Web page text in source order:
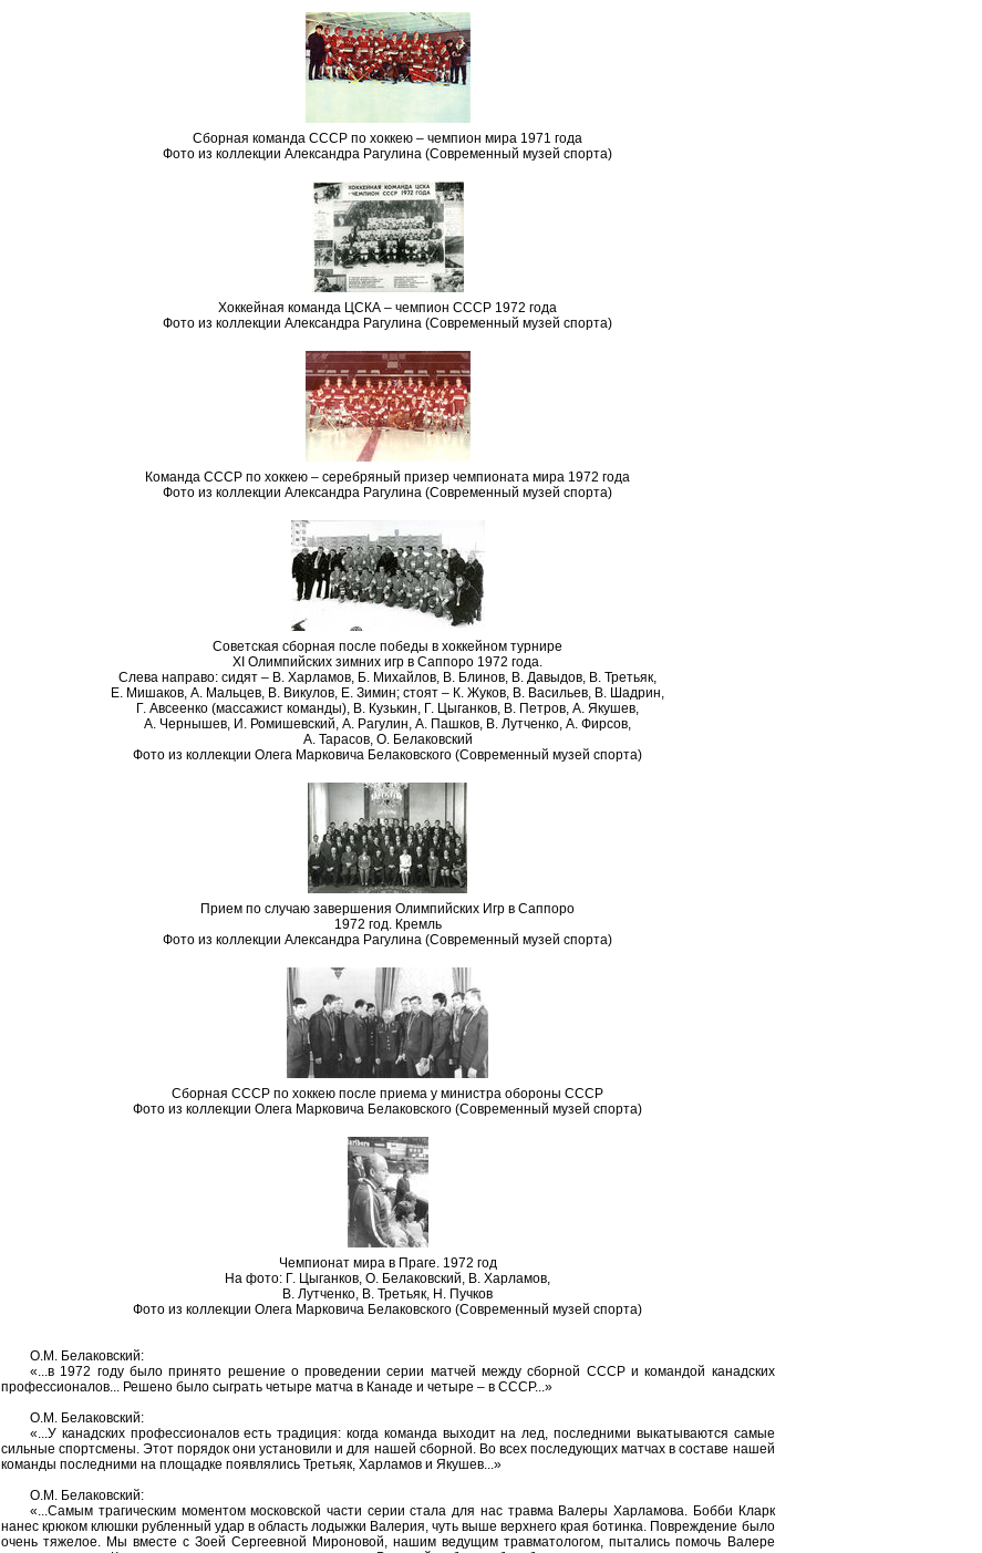
Сборная команда СССР по хоккею – чемпион мира 1971 года
Фото из коллекции Александра Рагулина (Современный музей спорта)
Хоккейная команда ЦСКА – чемпион СССР 1972 года
Фото из коллекции Александра Рагулина (Современный музей спорта)
Команда СССР по хоккею – серебряный призер чемпионата мира 1972 года
Фото из коллекции Александра Рагулина (Современный музей спорта)
Советская сборная после победы в хоккейном турнире
XI Олимпийских зимних игр в Саппоро 1972 года.
Слева направо: сидят – В. Харламов, Б. Михайлов, В. Блинов, В. Давыдов, В. Третьяк,
Е. Мишаков, А. Мальцев, В. Викулов, Е. Зимин; стоят – К. Жуков, В. Васильев, В. Шадрин,
Г. Авсеенко (массажист команды), В. Кузькин, Г. Цыганков, В. Петров, А. Якушев,
А. Чернышев, И. Ромишевский, А. Рагулин, А. Пашков, В. Лутченко, А. Фирсов,
А. Тарасов, О. Белаковский
Фото из коллекции Олега Марковича Белаковского (Современный музей спорта)
Прием по случаю завершения Олимпийских Игр в Саппоро
1972 год. Кремль
Фото из коллекции Александра Рагулина (Современный музей спорта)
Сборная СССР по хоккею после приема у министра обороны СССР
Фото из коллекции Олега Марковича Белаковского (Современный музей спорта)
Чемпионат мира в Праге. 1972 год
На фото: Г. Цыганков, О. Белаковский, В. Харламов,
В. Лутченко, В. Третьяк, Н. Пучков
Фото из коллекции Олега Марковича Белаковского (Современный музей спорта)
О.М. Белаковский:
«...в 1972 году было принято решение о проведении серии матчей между сборной СССР и командой канадских
профессионалов... Решено было сыграть четыре матча в Канаде и четыре – в СССР...»
О.М. Белаковский:
«...У канадских профессионалов есть традиция: когда команда выходит на лед, последними выкатываются самые
сильные спортсмены. Этот порядок они установили и для нашей сборной. Во всех последующих матчах в составе нашей
команды последними на площадке появлялись Третьяк, Харламов и Якушев...»
О.М. Белаковский:
«...Самым трагическим моментом московской части серии стала для нас травма Валеры Харламова. Бобби Кларк
нанес крюком клюшки рубленный удар в область лодыжки Валерия, чуть выше верхнего края ботинка. Повреждение было
очень тяжелое. Мы вместе с Зоей Сергеевной Мироновой, нашим ведущим травматологом, пытались помочь Валере